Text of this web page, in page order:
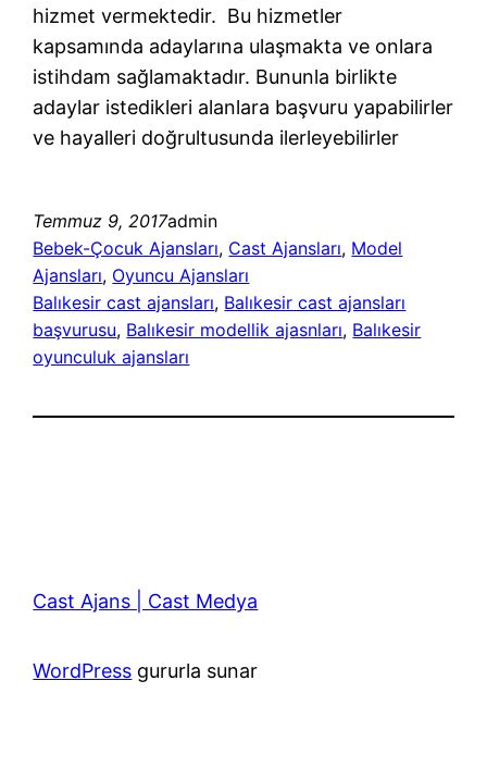
hizmet vermektedir. Bu hizmetler
kapsamında adaylarına ulaşmakta ve onlara
istihdam sağlamaktadır. Bununla birlikte
adaylar istedikleri alanlara başvuru yapabilirler
ve hayalleri doğrultusunda ilerleyebilirler
Temmuz 9, 2017admin
Bebek-Çocuk Ajansları, Cast Ajansları, Model
Ajansları, Oyuncu Ajansları
Balıkesir cast ajansları, Balıkesir cast ajansları
başvurusu, Balıkesir modellik ajasnları, Balıkesir
oyunculuk ajansları
Cast Ajans | Cast Medya
WordPress gururla sunar